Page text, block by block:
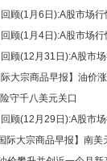
顾(1月6日):A股市场行
顾(1月4日):A股市场行
顾(12月31日):A股市
际大宗商品早报】油价
守千八美元关口
顾(12月29日):A股市
国际大宗商品早报】南